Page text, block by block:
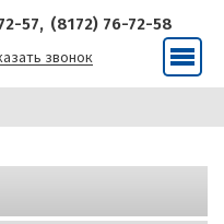
57, (8172) 76-72-58
звонок
Меню